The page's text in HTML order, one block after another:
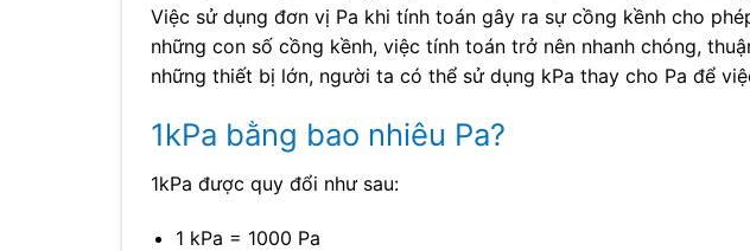
Việc sử dụng đơn vị Pa khi tính toán gây ra sự cồng kềnh cho
những con số cồng kềnh, việc tính toán trở nên nhanh chóng,
những thiết bị lớn, người ta có thể sử dụng kPa thay cho Pa để
1kPa bằng bao nhiêu Pa?
1kPa được quy đổi như sau:
1 kPa = 1000 Pa